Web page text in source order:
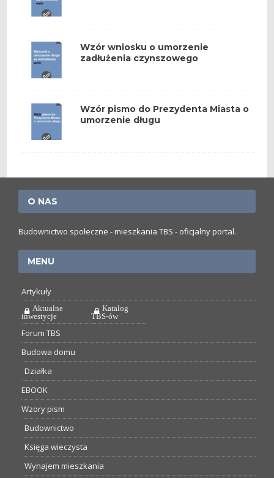
Wzór wniosku o umorzenie
zadłużenia czynszowego
Wzór pismo do Prezydenta Miasta o
umorzenie długu
O NAS
Budownictwo społeczne - mieszkania TBS - oficjalny portal.
MENU
Artykuły
Aktualne
inwestycje
Katalog
TBS-ów
Forum TBS
Budowa domu
Działka
EBOOK
Wzory pism
Budownictwo
Księga wieczysta
Wynajem mieszkania